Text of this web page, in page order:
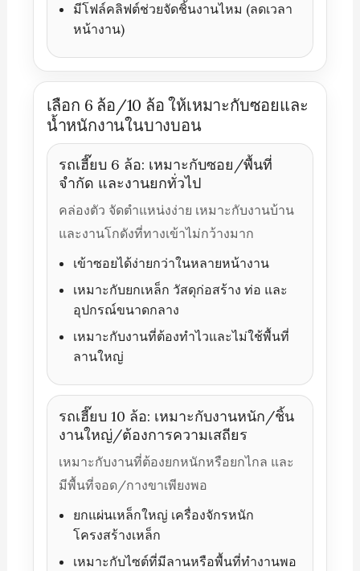
มีโฟล์คลิฟต์ช่วยจัดชิ้นงานไหม (ลดเวลา
หน้างาน)
เลือก 6 ล้อ/10 ล้อ ให้เหมาะกับซอยและ
น้ำหนักงานในบางบอน
รถเฮี๊ยบ 6 ล้อ: เหมาะกับซอย/พื้นที่
จำกัด และงานยกทั่วไป
คล่องตัว จัดตำแหน่งง่าย เหมาะกับงานบ้าน
และงานโกดังที่ทางเข้าไม่กว้างมาก
เข้าซอยได้ง่ายกว่าในหลายหน้างาน
เหมาะกับยกเหล็ก วัสดุก่อสร้าง ท่อ และ
อุปกรณ์ขนาดกลาง
เหมาะกับงานที่ต้องทำไวและไม่ใช้พื้นที่
ลานใหญ่
รถเฮี๊ยบ 10 ล้อ: เหมาะกับงานหนัก/ชิ้น
งานใหญ่/ต้องการความเสถียร
เหมาะกับงานที่ต้องยกหนักหรือยกไกล และ
มีพื้นที่จอด/กางขาเพียงพอ
ยกแผ่นเหล็กใหญ่ เครื่องจักรหนัก
โครงสร้างเหล็ก
เหมาะกับไซต์ที่มีลานหรือพื้นที่ทำงานพอ